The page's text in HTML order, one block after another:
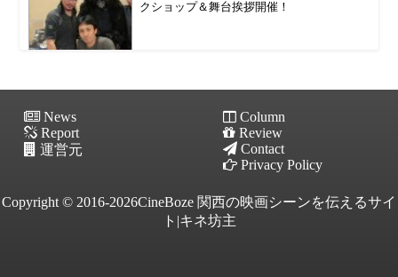
クショップ＆舞台挨拶開催！
News
Column
Report
Review
運営元
Contact
Privacy Policy
Copyright © 2016-2026CineBoze 関西の映画シーンを伝えるサイ
ト|キネ坊主